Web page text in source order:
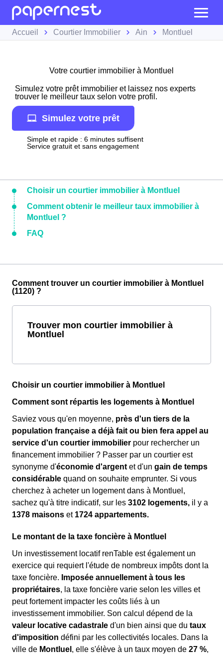
Accueil Courtier Immobilier Ain Montluel
Votre courtier immobilier à Montluel
Simulez votre prêt immobilier et laissez nos experts
trouver le meilleur taux selon votre profil.
Simulez votre prêt
Simple et rapide : 6 minutes suffisent
Service gratuit et sans engagement
Choisir un courtier immobilier à Montluel
Comment obtenir le meilleur taux immobilier à
Montluel ?
FAQ
Comment trouver un courtier immobilier à Montluel
(1120) ?
Trouver mon courtier immobilier à
Montluel
Choisir un courtier immobilier à Montluel
Comment sont répartis les logements à Montluel
Saviez vous qu'en moyenne, près d'un tiers de la
population française a déjà fait ou bien fera appel au
service d'un courtier immobilier pour rechercher un
financement immobilier ? Passer par un courtier est
synonyme d'économie d'argent et d'un gain de temps
considérable quand on souhaite emprunter. Si vous
cherchez à acheter un logement dans à Montluel,
sachez qu'à titre indicatif, sur les 3102 logements, il y a
1378 maisons et 1724 appartements.
Le montant de la taxe foncière à Montluel
Un investissement locatif renTable est également un
exercice qui requiert l'étude de nombreux impôts dont la
taxe foncière. Imposée annuellement à tous les
propriétaires, la taxe foncière varie selon les villes et
peut fortement impacter les coûts liés à un
investissement immobilier. Son calcul dépend de la
valeur locative cadastrale d'un bien ainsi que du taux
d'imposition défini par les collectivités locales. Dans la
ville de Montluel , elle s'élève à un taux moyen de 27 %,